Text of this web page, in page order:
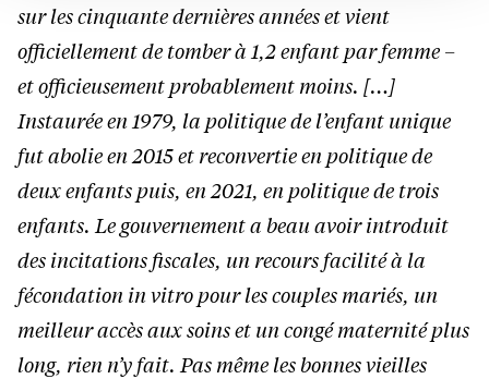
sur les cinquante dernières années et vient
officiellement de tomber à 1,2 enfant par femme –
et officieusement probablement moins. […]
Instaurée en 1979, la politique de l’enfant unique
fut abolie en 2015 et reconvertie en politique de
deux enfants puis, en 2021, en politique de trois
enfants. Le gouvernement a beau avoir introduit
des incitations fiscales, un recours facilité à la
fécondation in vitro pour les couples mariés, un
meilleur accès aux soins et un congé maternité plus
long, rien n’y fait. Pas même les bonnes vieilles